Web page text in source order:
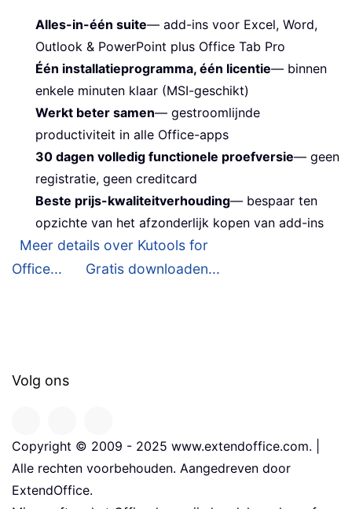
Alles-in-één suite— add-ins voor Excel, Word,
Outlook & PowerPoint plus Office Tab Pro
Één installatieprogramma, één licentie— binnen
enkele minuten klaar (MSI-geschikt)
Werkt beter samen— gestroomlijnde
productiviteit in alle Office-apps
30 dagen volledig functionele proefversie— geen
registratie, geen creditcard
Beste prijs-kwaliteitverhouding— bespaar ten
opzichte van het afzonderlijk kopen van add-ins
Meer details over Kutools for
Office...
Gratis downloaden...
Volg ons
Copyright © 2009 - 2025 www.extendoffice.com. |
Alle rechten voorbehouden. Aangedreven door
ExtendOffice.